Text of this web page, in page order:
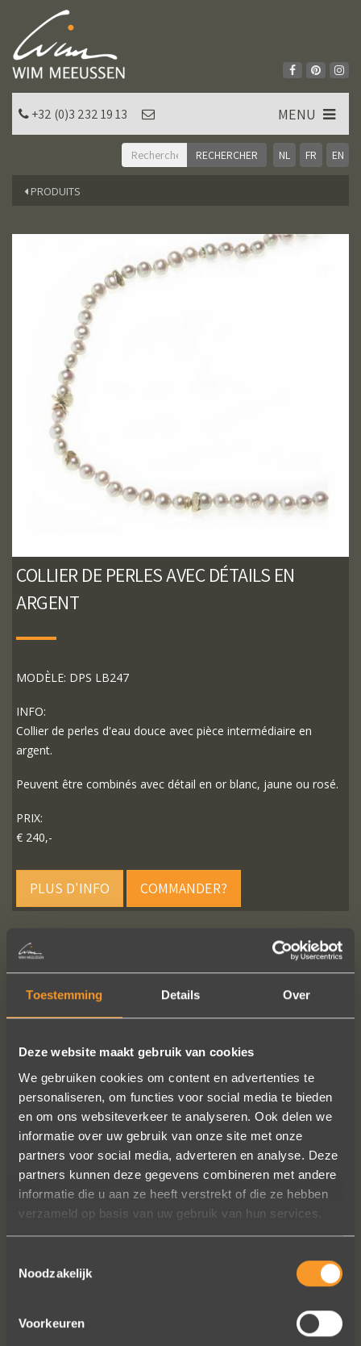
Toestemming Details Over
Deze website maakt gebruik van cookies
We gebruiken cookies om content en advertenties te
personaliseren, om functies voor social media te bieden
en om ons websiteverkeer te analyseren. Ook delen we
informatie over uw gebruik van onze site met onze
partners voor social media, adverteren en analyse. Deze
partners kunnen deze gegevens combineren met andere
informatie die u aan ze heeft verstrekt of die ze hebben
verzameld op basis van uw gebruik van hun services.
Noodzakelijk
Voorkeuren
NL FR EN
+32 (0)3 232 19 13 MENU
PRODUITS
COLLIER DE PERLES AVEC DÉTAILS EN
ARGENT
MODÈLE: DPS LB247
INFO:
Collier de perles d'eau douce avec pièce intermédiaire en
argent.
Peuvent être combinés avec détail en or blanc, jaune ou rosé.
PRIX:
€ 240,-
PLUS D'INFO COMMANDER?
Wat een prachtige sieraden! Na mn
trouwring heb ik nu aan mn andere
hand ook een juweeltje. Zo trots als
een pauw ben ik.
Marijn Melis